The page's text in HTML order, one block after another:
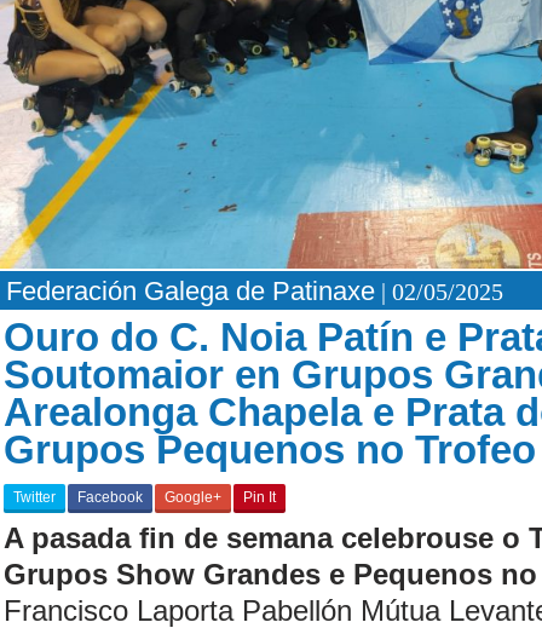
Federación Galega de Patinaxe | 02/05/2025
Ouro do C. Noia Patín e
Soutomaior en Grupos
Arealonga Chapela e Prata
Grupos Pequenos no
Twitter Facebook Google+ Pin It
A pasada fin de semana celebrouse o
Grupos Show Grandes e Pequenos
Francisco Laporta Pabellón Mútua